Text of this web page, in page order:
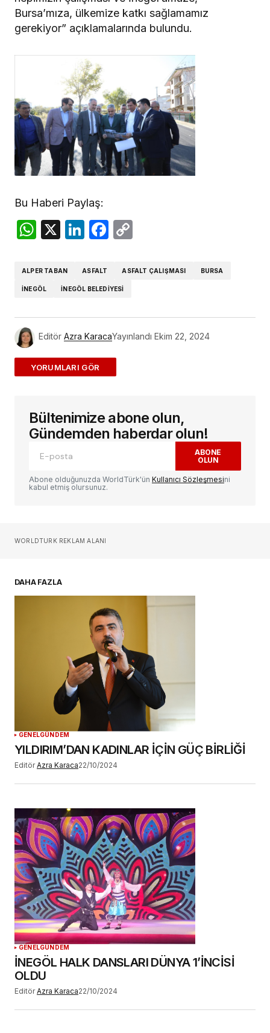
Bursa’mıza, ülkemize katkı sağlamamız
gerekiyor” açıklamalarında bulundu.
Bu Haberi Paylaş:
WhatsApp
X LinkedIn
Facebook
ALPER TABAN ASFALT ASFALT ÇALIŞMASI BURSA
INEGÖL INEGÖL BELEDIYESI
Editör Azra KaracaYayınlandı Ekim 22, 2024
ADD A COMMENT
E-posta adresiniz yayınlanmayacak.
alanlar*ile işaretlenmişlerdir
Yorum
Sizin adınız*
Daha sonraki yorumlarımda kullanılması için
adım, e-posta adresim ve site adresim bu
tarayıcıya kaydedilsin.
YORUM GÖNDER
Bültenimize abone olun,
Gündemden haberdar olun!
ABONE
OLUN
Abone olduğunuzda WorldTürk'ün Kullanıcı Sözleşmesini
kabul etmiş olursunuz.
WORLDTURK REKLAM ALANI
DAHA FAZLA
GENELGÜNDEM
YILDIRIM’DAN KADINLAR İÇİN GÜÇ BİRLİĞİ
Editör Azra Karaca22/10/2024
GENELGÜNDEM
İNEGÖL HALK DANSLARI DÜNYA 1’İNCİSİ
OLDU
Editör Azra Karaca22/10/2024